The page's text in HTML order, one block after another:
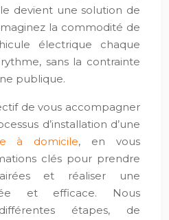
devient une solution de
la commodité de
électrique chaque
sans la contrainte
publique.
de vous accompagner
d’installation d’une
à domicile, en vous
clés pour prendre
et réaliser une
et efficace. Nous
étapes, de